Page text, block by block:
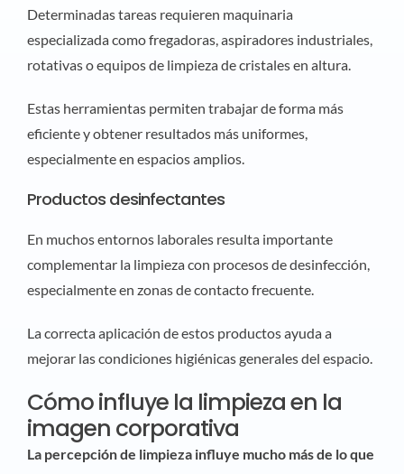
Determinadas tareas requieren maquinaria
especializada como fregadoras, aspiradores industriales,
rotativas o equipos de limpieza de cristales en altura.
Estas herramientas permiten trabajar de forma más
eficiente y obtener resultados más uniformes,
especialmente en espacios amplios.
Productos desinfectantes
En muchos entornos laborales resulta importante
complementar la limpieza con procesos de desinfección,
especialmente en zonas de contacto frecuente.
La correcta aplicación de estos productos ayuda a
mejorar las condiciones higiénicas generales del espacio.
Cómo influye la limpieza en la
imagen corporativa
La percepción de limpieza influye mucho más de lo que